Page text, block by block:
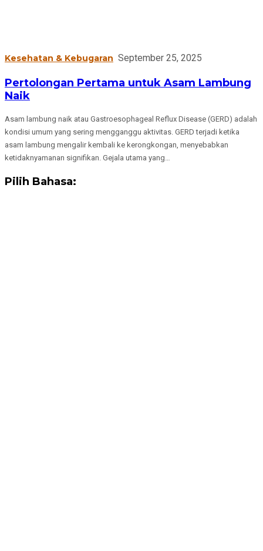
Kesehatan & Kebugaran September 25, 2025
Pertolongan Pertama untuk Asam Lambung
Naik
Asam lambung naik atau Gastroesophageal Reflux Disease (GERD) adalah
kondisi umum yang sering mengganggu aktivitas. GERD terjadi ketika
asam lambung mengalir kembali ke kerongkongan, menyebabkan
ketidaknyamanan signifikan. Gejala utama yang…
Pilih Bahasa: